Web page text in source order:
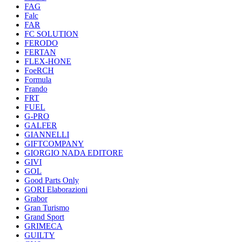
FAG
Falc
FAR
FC SOLUTION
FERODO
FERTAN
FLEX-HONE
FoeRCH
Formula
Frando
FRT
FUEL
G-PRO
GALFER
GIANNELLI
GIFTCOMPANY
GIORGIO NADA EDITORE
GIVI
GOL
Good Parts Only
GORI Elaborazioni
Grabor
Gran Turismo
Grand Sport
GRIMECA
GUILTY